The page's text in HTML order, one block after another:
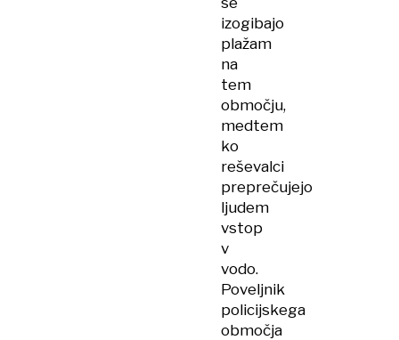
izogibajo
plažam
na
tem
območju,
medtem
ko
reševalci
preprečujejo
ljudem
vstop
v
vodo.
Poveljnik
policijskega
območja